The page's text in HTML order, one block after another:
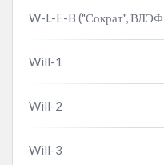
W-L-E-B ("Сократ", ВЛЭФ
Will-1
Will-2
Will-3